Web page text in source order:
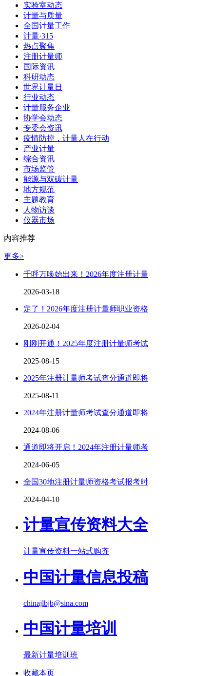
实验室动态
计量与质量
全国计量工作
计量·315
热点聚焦
注册计量师
国际资讯
科研动态
世界计量日
行业动态
计量服务企业
协学会动态
专委会资讯
疫情防控，计量人在行动
产业计量
综合资讯
市场监管
能源与双碳计量
地方规范
主题教育
人物访谈
仪器市场
内容推荐
更多>
千呼万唤始出来！2026年度注册计量
2026-03-18
定了！2026年度注册计量师职业资格
2026-02-04
刚刚开通！2025年度注册计量师考试
2025-08-15
2025年注册计量师考试查分通道即将
2025-08-11
2024年注册计量师考试查分通道即将
2024-08-06
通道即将开启！2024年注册计量师考
2024-06-05
全国30地注册计量师资格考试报考时
2024-04-10
计量宣传资料大全
计量宣传资料一站式购齐
中国计量信息投稿
chinajlbjb@sina.com
中国计量培训
最新计量培训班
收藏本页